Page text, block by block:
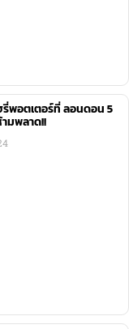
พอตเตอร์ที่ ลอนดอน 5
มพลาด!!